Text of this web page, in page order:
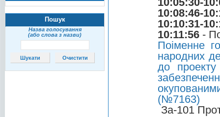
Пошук
Назва голосування
(або слова з назви)
10:08:46-
10:10:31-
10:11:56 -
Поіменне
народних
до проекту
(№7163)
За-101